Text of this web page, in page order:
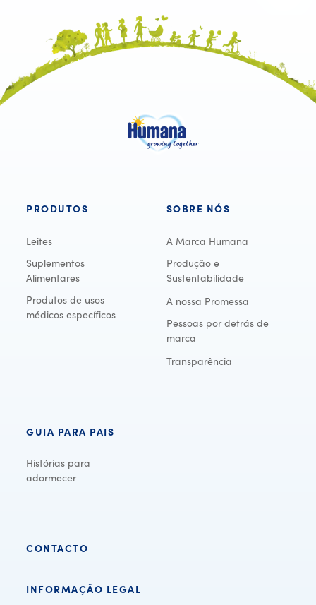
PRODUTOS
Leites
Suplementos
Alimentares
Produtos de usos
médicos específicos
SOBRE NÓS
A Marca Humana
Produção e
Sustentabilidade
A nossa Promessa
Pessoas por detrás de
marca
Transparência
GUIA PARA PAIS
Histórias para
adormecer
CONTACTO
INFORMAÇÃO LEGAL